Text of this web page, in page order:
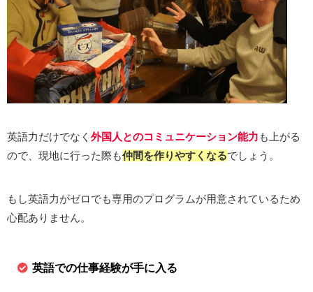
英語力だけでなく 外国人とのコミュニケーション能力 も上がる
ので、現地に行った際も仲間を作りやすくなるでしょう。
もし英語力がゼロでも専用のプログラムが用意されているため
心配ありません。
英語での仕事経験が手に入る